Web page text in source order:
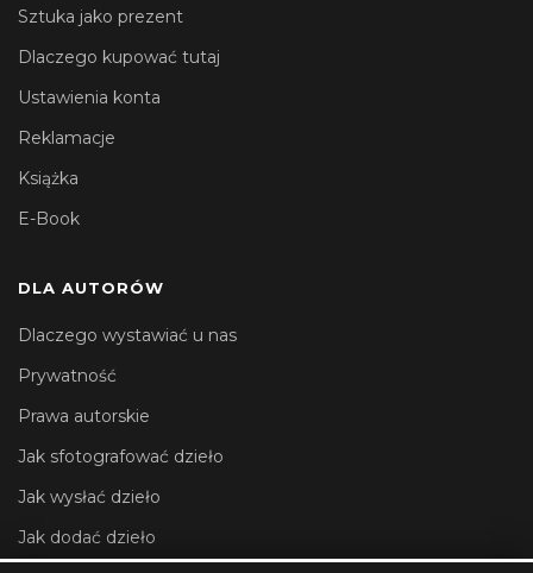
Sztuka jako prezent
Dlaczego kupować tutaj
Ustawienia konta
Reklamacje
Książka
E-Book
DLA AUTORÓW
Dlaczego wystawiać u nas
Prywatność
Prawa autorskie
Jak sfotografować dzieło
Jak wysłać dzieło
Jak dodać dzieło